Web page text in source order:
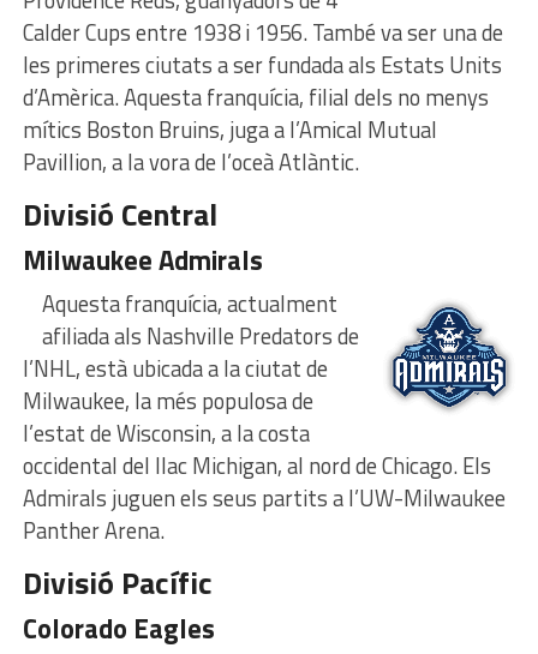
Calder Cups entre 1938 i 1956. També va ser una de
les primeres ciutats a ser fundada als Estats Units
d’Amèrica. Aquesta franquícia, filial dels no menys
mítics Boston Bruins, juga a l’Amical Mutual
Pavillion, a la vora de l’oceà Atlàntic.
Divisió Central
Milwaukee Admirals
Aquesta franquícia, actualment
afiliada als Nashville Predators de
l’NHL, està ubicada a la ciutat de
Milwaukee, la més populosa de
l’estat de Wisconsin, a la costa
occidental del llac Michigan, al nord de Chicago. Els
Admirals juguen els seus partits a l’UW-Milwaukee
Panther Arena.
Divisió Pacífic
Colorado Eagles